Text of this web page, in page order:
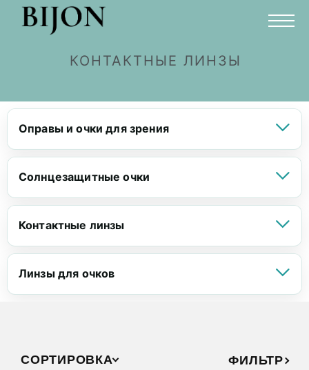
КОНТАКТНЫЕ ЛИНЗЫ
Оправы и очки для зрения
Солнцезащитные очки
Контактные линзы
Линзы для очков
СОРТИРОВКА ФИЛЬТР